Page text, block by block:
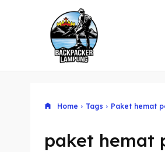
Home Tags Paket hemat
paket hemat